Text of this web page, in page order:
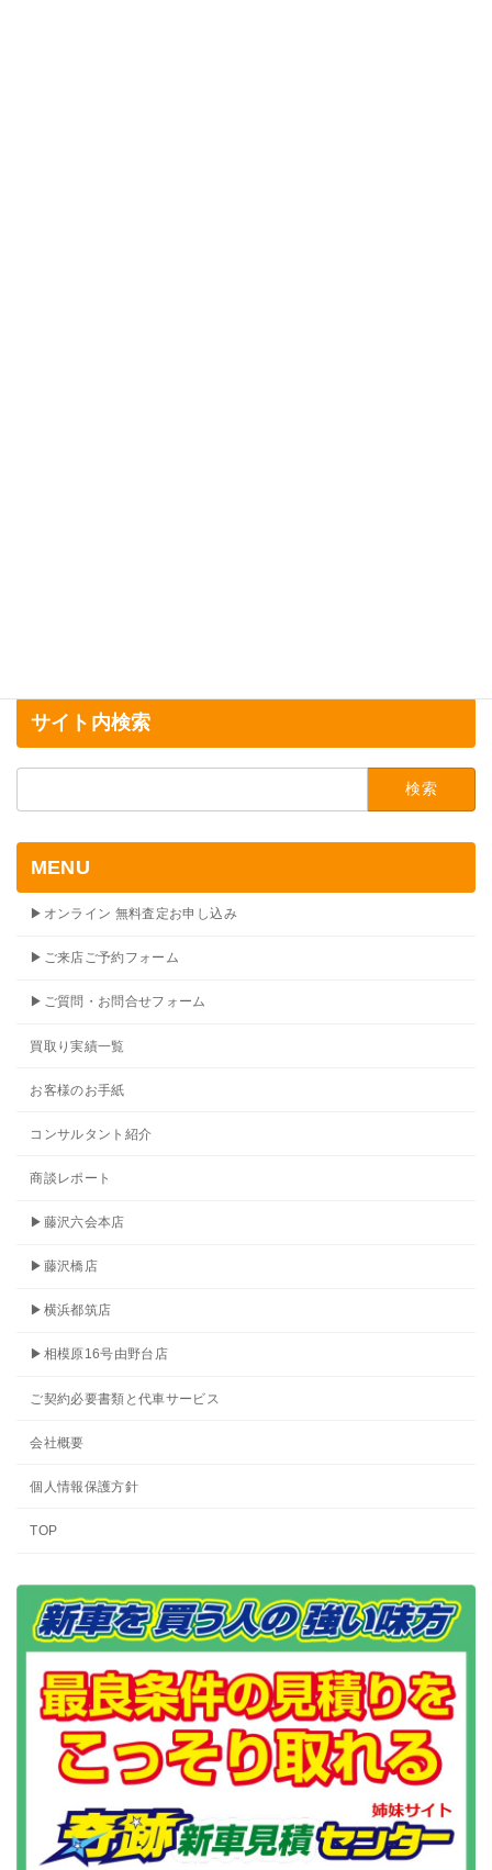
サイト内検索
索:
MENU
▶オンライン 無料査定お申し込み
▶ご来店ご予約フォーム
▶ご質問・お問合せフォーム
買取り実績一覧
お客様のお手紙
コンサルタント紹介
商談レポート
▶藤沢六会本店
▶藤沢橋店
▶横浜都筑店
▶相模原16号由野台店
ご契約必要書類と代車サービス
会社概要
個人情報保護方針
TOP